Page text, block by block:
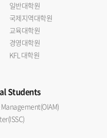
일반대학원
국제지역대학원
교육대학원
경영대학원
KFL 대학원
Students